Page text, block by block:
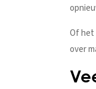
Of het
over